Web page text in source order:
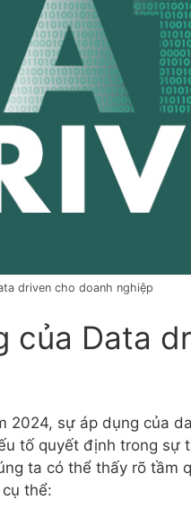
driven cho doanh nghiệp
của Data
2024, sự áp dụng của
tố quyết định trong sự
ta có thể thấy rõ tầm
thể: